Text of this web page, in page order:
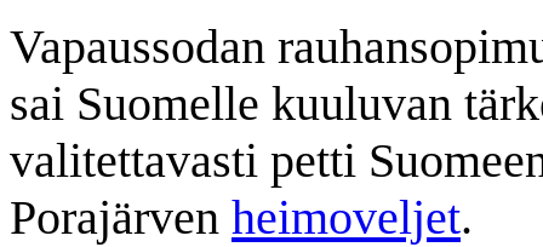
Vapaussodan
sai Suomelle kuuluvan
valitettavasti petti
Porajärven heimoveljet.